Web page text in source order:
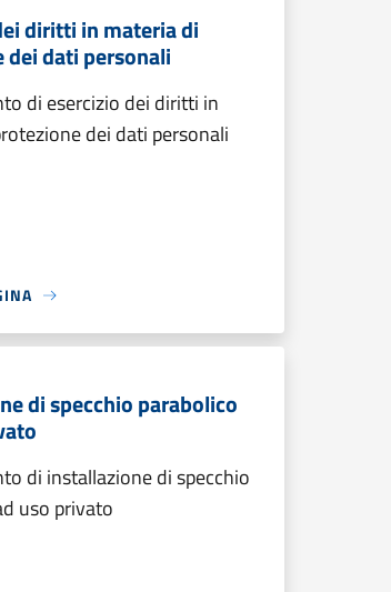
diritti in materia di
dei dati personali
di esercizio dei diritti in
dei dati personali
di specchio parabolico
di installazione di specchio
uso privato